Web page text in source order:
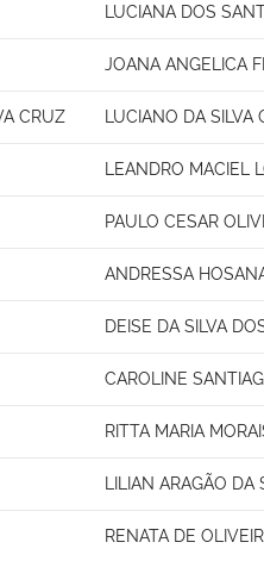
LUCIANA DOS
JOANA ANGELICA
CRUZ LUCIANO DA SILVA
LEANDRO MACIEL
PAULO CESAR
ANDRESSA
DEISE DA SILVA
CAROLINE
RITTA MARIA
LILIAN ARAGÃO DA
RENATA DE